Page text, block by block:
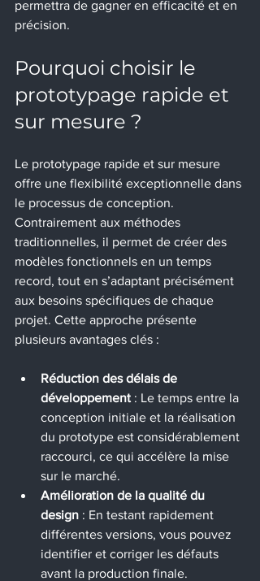
permettra de gagner en efficacité et en
précision.
Pourquoi choisir le
prototypage rapide et
sur mesure ?
Le prototypage rapide et sur mesure
offre une flexibilité exceptionnelle dans
le processus de conception.
Contrairement aux méthodes
traditionnelles, il permet de créer des
modèles fonctionnels en un temps
record, tout en s’adaptant précisément
aux besoins spécifiques de chaque
projet. Cette approche présente
plusieurs avantages clés :
Réduction des délais de
développement : Le temps entre la
conception initiale et la réalisation
du prototype est considérablement
raccourci, ce qui accélère la mise
sur le marché.
Amélioration de la qualité du
design : En testant rapidement
différentes versions, vous pouvez
identifier et corriger les défauts
avant la production finale.